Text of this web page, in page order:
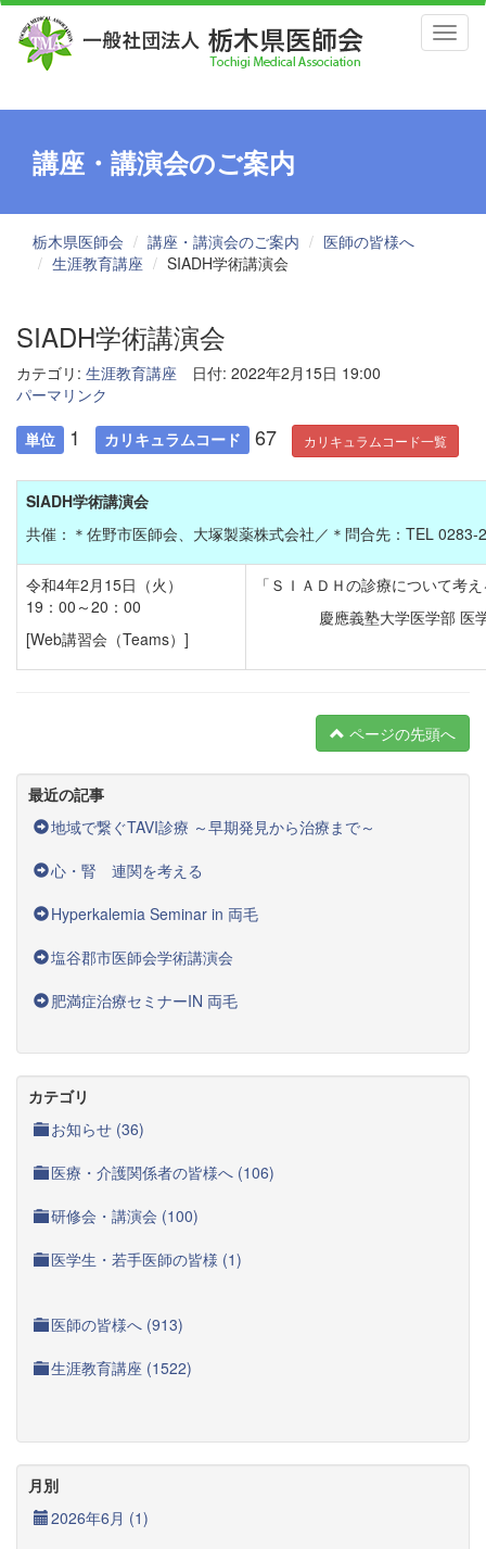
講座・講演会のご案内
栃木県医師会 講座・講演会のご案内
医師の皆様へ
生涯教育講座
SIADH学術講演会
SIADH学術講演会
カテゴリ: 生涯教育講座
日付: 2022年2月15日 19:00
パーマリンク
単位 1 カリキュラムコード 67 カリキュラムコード一覧
SIADH学術講演会
共催：＊佐野市医師会、 大塚製薬株式会社／＊問合先：TEL 0283-
令和4年2月15日（火）
19：00～20：00
[Web講習会（Teams）]
「ＳＩＡＤＨの診療について考
慶應義塾大学医学部 医
ページの先頭へ
最近の記事
地域で繋ぐTAVI診療 ～早期発見から治療まで～
心・腎 連関を考える
Hyperkalemia Seminar in 両毛
塩谷郡市医師会学術講演会
肥満症治療セミナーIN 両毛
カテゴリ
お知らせ (36)
医療・介護関係者の皆様へ (106)
研修会・講演会 (100)
医学生・若手医師の皆様 (1)
医師の皆様へ (913)
生涯教育講座 (1522)
月別
2026年6月 (1)